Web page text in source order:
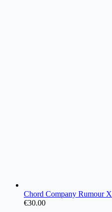
Chord Company Rumour X
€30.00